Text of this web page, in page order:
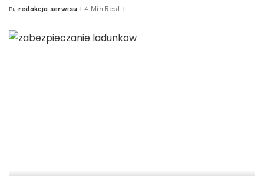
Posted
By redakcja serwisu 4 Min Read